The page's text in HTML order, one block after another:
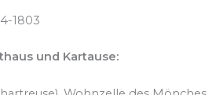
1803
und Kartause: